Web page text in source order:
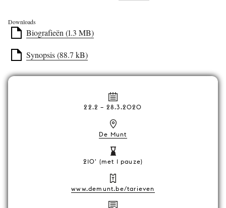
Downloads
Biografieën (1.3 MB)
Synopsis (88.7 kB)
22.2 – 28.3.2020
De Munt
210' (met 1 pauze)
www.demunt.be/tarieven